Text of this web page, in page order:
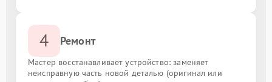
4 Ремонт
Мастер восстанавливает устройство: заменяет
неисправную часть новой деталью (оригинал или